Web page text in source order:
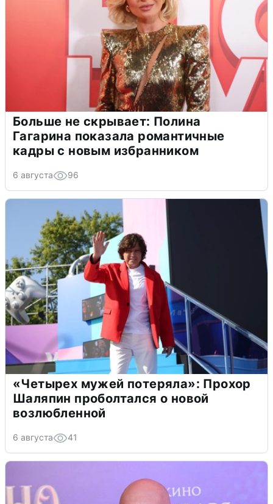
Больше не скрывает: Полина
Гагарина показала романтичные
кадры с новым избранником
6 августа 96
«Четырех мужей потеряла»: Прохор
Шаляпин проболтался о новой
возлюбленной
6 августа 41